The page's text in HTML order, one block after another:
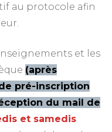
au protocole afin
et les
(après
pré-inscription
du mail de
et samedis